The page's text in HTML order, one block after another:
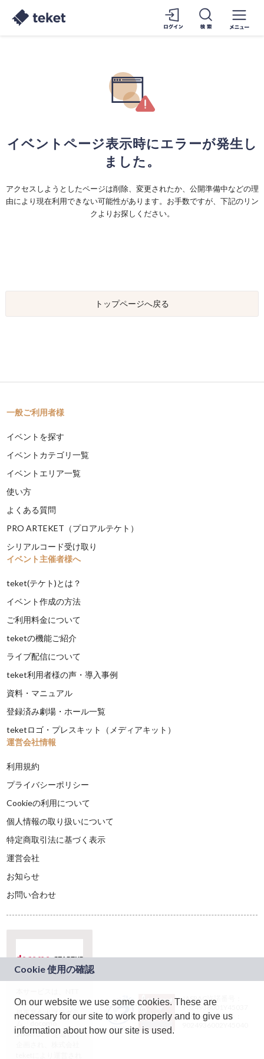
イベントページ表示時にエラーが発生し
ました。
アクセスしようとしたページは削除、変更されたか、公開準備中などの理
由により現在利用できない可能性があります。お手数ですが、下記のリン
クよりお探しください。
トップページへ戻る
一般ご利用者様
イベントを探す
イベントカテゴリ一覧
イベントエリア一覧
使い方
よくある質問
PRO ARTEKET（プロアルテケト）
シリアルコード受け取り
イベント主催者様へ
teket(テケト)とは？
イベント作成の方法
ご利用料金について
teketの機能ご紹介
ライブ配信について
teket利用者様の声・導入事例
資料・マニュアル
登録済み劇場・ホール一覧
teketロゴ・プレスキット（メディアキット）
運営会社情報
利用規約
プライバシーポリシー
Cookieの利用について
個人情報の取り扱いについて
特定商取引法に基づく表示
運営会社
お知らせ
お問い合わせ
ドコモグループの新
規事業創出プログラ
ム「docomo
STARTUP」を通じて
JASRAC許諾番号：
9024936001Y45037
JASRAC許諾番号：
On our website we use some cookies. These are
necessary for our site to work properly and to give us
information about how our site is used.